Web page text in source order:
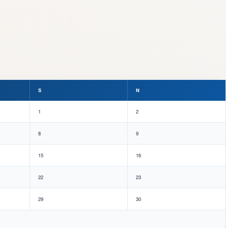
S N
1 2
8 9
15 16
22 23
29 30